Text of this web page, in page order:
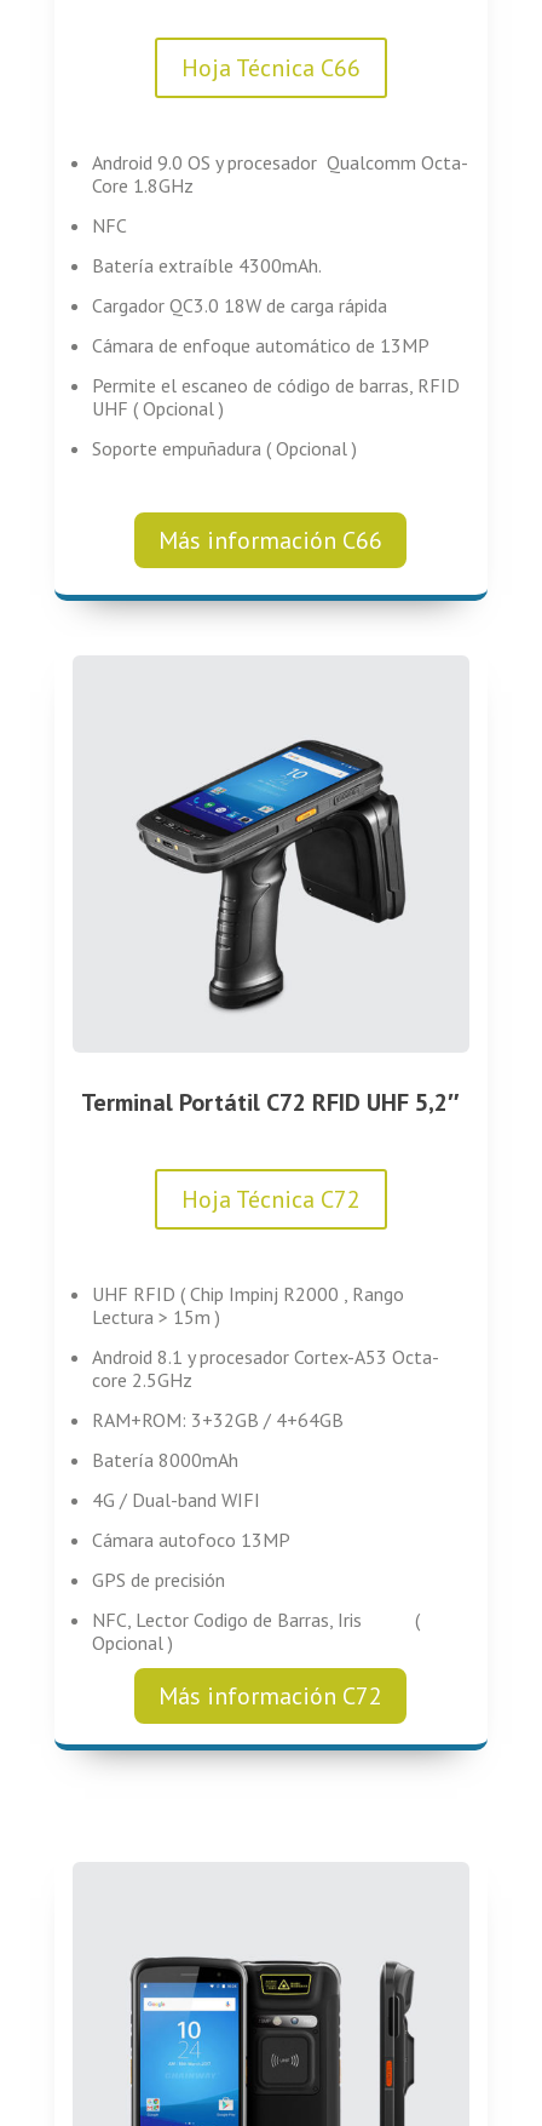
Hoja Técnica C66
Android 9.0 OS y procesador Qualcomm Octa-
Core 1.8GHz
NFC
Batería extraíble 4300mAh.
Cargador QC3.0 18W de carga rápida
Cámara de enfoque automático de 13MP
Permite el escaneo de código de barras, RFID
UHF ( Opcional )
Soporte empuñadura ( Opcional )
Más información C66
Terminal Portátil C72 RFID UHF 5,2″
Hoja Técnica C72
UHF RFID ( Chip Impinj R2000 , Rango
Lectura > 15m )
Android 8.1 y procesador Cortex-A53 Octa-
core 2.5GHz
RAM+ROM: 3+32GB / 4+64GB
Batería 8000mAh
4G / Dual-band WIFI
Cámara autofoco 13MP
GPS de precisión
NFC, Lector Codigo de Barras, Iris (
Opcional )
Más información C72